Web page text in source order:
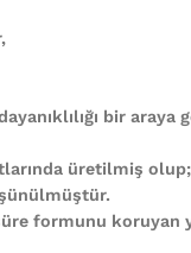
bir araya
üretilmiş
formunu koruyan